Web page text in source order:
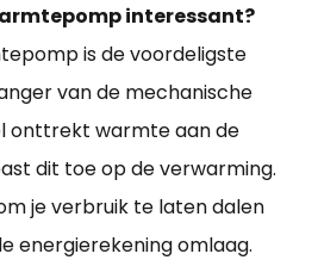
interessant?
is de voordeligste
van de mechanische
onttrekt warmte aan de
dit toe op de verwarming.
je verbruik te laten dalen
energierekening omlaag.